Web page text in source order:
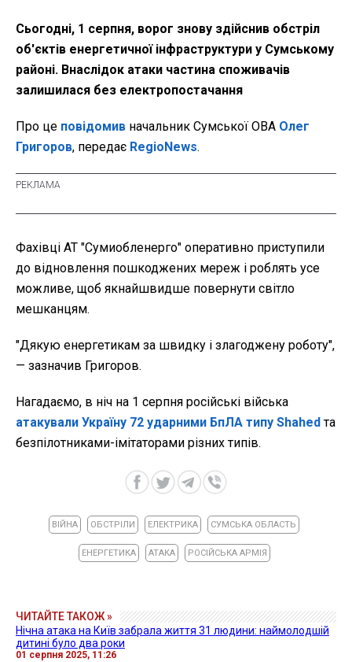
Сьогодні, 1 серпня, ворог знову здійснив обстріл
об'єктів енергетичної інфраструктури у Сумському
районі. Внаслідок атаки частина споживачів
залишилася без електропостачання
Про це повідомив начальник Сумської ОВА Олег
Григоров, передає RegioNews.
Фахівці АТ "Сумиобленерго" оперативно приступили
до відновлення пошкоджених мереж і роблять усе
можливе, щоб якнайшвидше повернути світло
мешканцям.
"Дякую енергетикам за швидку і злагоджену роботу",
— зазначив Григоров.
Нагадаємо, в ніч на 1 серпня російські війська
атакували Україну 72 ударними БпЛА типу Shahedта
безпілотниками-імітаторами різних типів.
ВІЙНА ОБСТРІЛИ ЕЛЕКТРИКА СУМСЬКА ОБЛАСТЬ
ЕНЕРГЕТИКА АТАКА РОСІЙСЬКА АРМІЯ
ЧИТАЙТЕ ТАКОЖ »
Нічна атака на Київ забрала життя 31 людини: наймолодшій
дитині було два роки
01 серпня 2025, 11:26